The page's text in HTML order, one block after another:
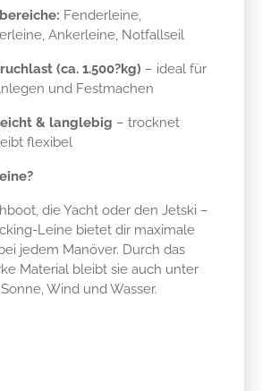
Fenderleine,
Ankerleine, Notfallseil
(ca. 1.500?kg) – ideal für
und Festmachen
& langlebig – trocknet
flexibel
die Yacht oder den Jetski –
Leine bietet dir maximale
jedem Manöver. Durch das
Material bleibt sie auch unter
Wind und Wasser.